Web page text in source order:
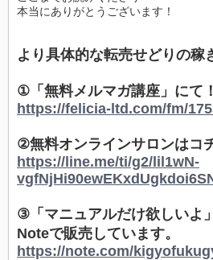
本当にありがとうございます！
より具体的な転売せどりの稼
①「無料メルマガ講座」にて！
https://felicia-ltd.com/fm/
②無料オンラインサロンはコ
https://line.me/ti/g2/lil1wN-
③「マニュアルだけ欲しいよ
Noteで販売しています。
https://note.com/